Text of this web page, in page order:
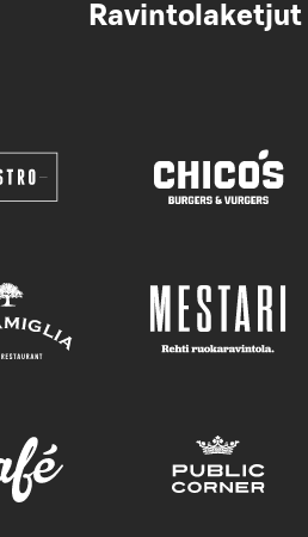
Ravintolaketjut